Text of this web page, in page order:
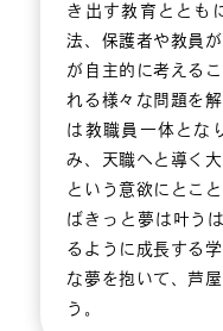
き出す教育ととも
法、保護者や教員
が自主的に考える
れる様々な問題を
は教職員一体とな
み、天職へと導く
という意欲にとこ
ばきっと夢は叶う
るように成長する
な夢を抱いて、芦
う。